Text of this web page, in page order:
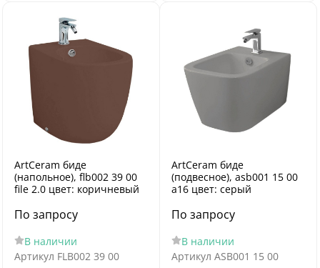
ArtCeram биде
(напольное), flb002 39 00
file 2.0 цвет: коричневый
По запросу
В наличии
Артикул FLB002 39 00
ArtCeram биде
(подвесное), asb001 15 00
a16 цвет: серый
По запросу
В наличии
Артикул ASB001 15 00